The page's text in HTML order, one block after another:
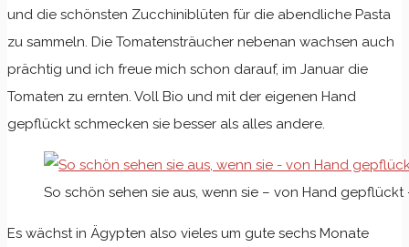
und die schönsten Zucchiniblüten für die abendliche Pasta
zu sammeln. Die Tomatensträucher nebenan wachsen auch
prächtig und ich freue mich schon darauf, im Januar die
Tomaten zu ernten. Voll Bio und mit der eigenen Hand
gepflückt schmecken sie besser als alles andere.
So schön sehen sie aus, wenn sie – von Hand
Es wächst in Ägypten also vieles um gute sechs Monate